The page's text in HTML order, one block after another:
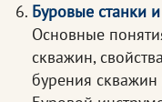
Буровые станки
Основные
скважин,
бурения